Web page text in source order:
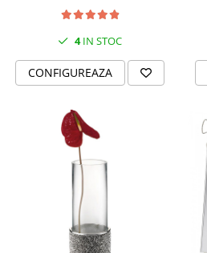
4IN STOC
CONFIGUREAZA